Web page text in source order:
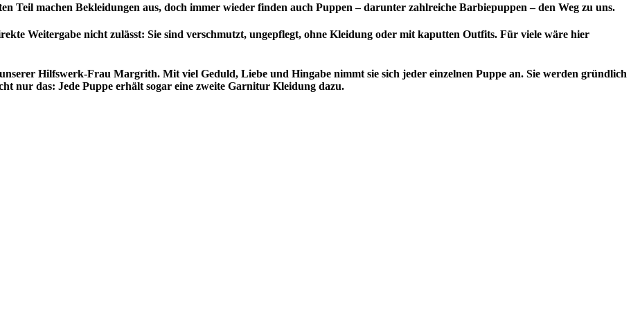
Teil machen Bekleidungen aus, doch immer wieder finden auch Puppen – darunter zahlreiche Barbiepuppen – den Weg zu uns.
Weitergabe nicht zulässt: Sie sind verschmutzt, ungepflegt, ohne Kleidung oder mit kaputten Outfits. Für viele wäre hier
Hilfswerk-Frau Margrith. Mit viel Geduld, Liebe und Hingabe nimmt sie sich jeder einzelnen Puppe an. Sie werden gründlich
nur das: Jede Puppe erhält sogar eine zweite Garnitur Kleidung dazu.